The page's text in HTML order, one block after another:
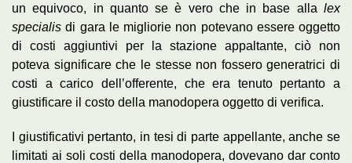
un equivoco, in quanto se è vero che in base alla lex
specialis di gara le migliorie non potevano essere oggetto
di costi aggiuntivi per la stazione appaltante, ciò non
poteva significare che le stesse non fossero generatrici di
costi a carico dell’offerente, che era tenuto pertanto a
giustificare il costo della manodopera oggetto di verifica.
I giustificativi pertanto, in tesi di parte appellante, anche se
limitati ai soli costi della manodopera, dovevano dar conto